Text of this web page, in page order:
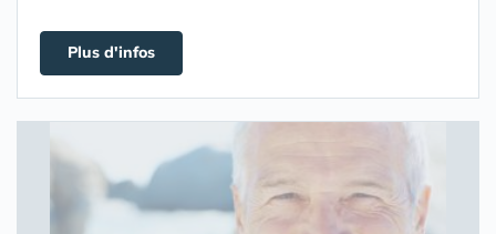
Plus d'infos